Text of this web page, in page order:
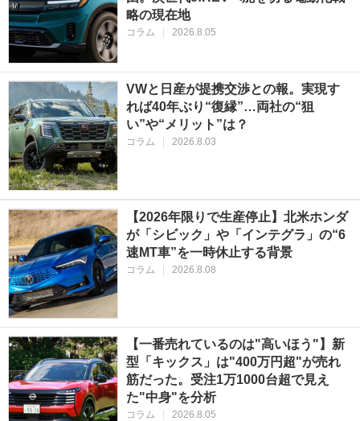
略の現在地
コラム 2026.8.05
VWと日産が提携交渉との報。実現す
れば40年ぶり“復縁”…両社の“狙
い”や“メリット”は？
コラム 2026.8.03
【2026年限りで生産停止】北米ホンダ
が「シビック」や「インテグラ」の“6
速MT車”を一時休止する背景
コラム 2026.8.08
【一番売れているのは"高いほう"】新
型「キックス」は"400万円超"が売れ
筋だった。受注1万1000台超で見え
た"中身"を分析
コラム 2026.8.05